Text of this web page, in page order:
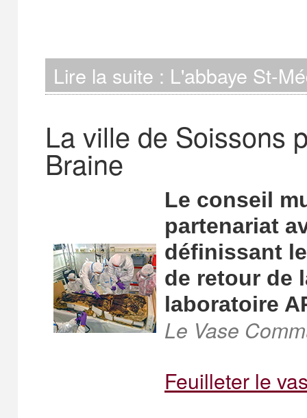
Lire la suite : L'abbaye St-
La ville de Soissons
Braine
Le conseil
partenariat
définissant
de retour de
laboratoire
Le Vase
Feuilleter le